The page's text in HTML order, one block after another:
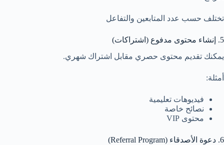
تختلف حسب عدد المتابعين والتفاعل
5. إنشاء محتوى مدفوع (اشتراكات)
يمكنك تقديم محتوى حصري مقابل اشتراك شهري.
أمثلة:
فيديوهات تعليمية
نصائح خاصة
محتوى VIP
6. دعوة الأصدقاء (Referral Program)